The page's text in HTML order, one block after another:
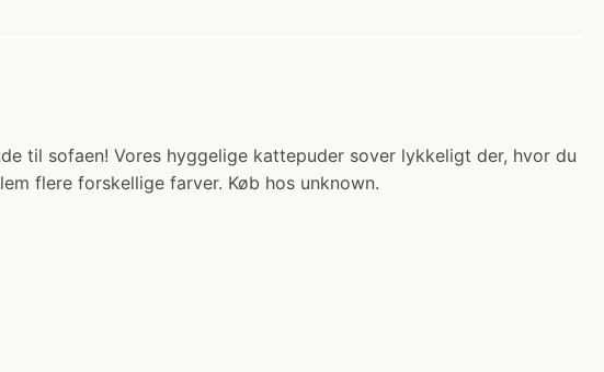
til sofaen! Vores hyggelige kattepuder sover lykkeligt der, hvor du
flere forskellige farver. Køb hos unknown.